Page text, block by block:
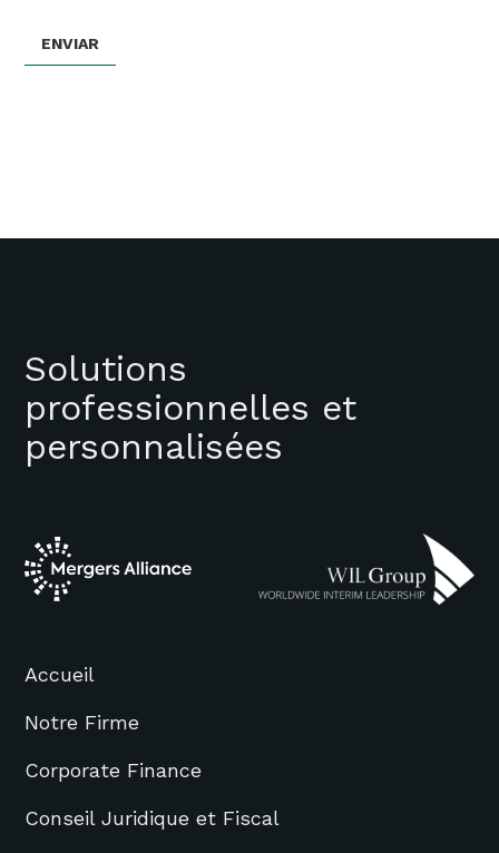
Solutions
professionnelles et
personnalisées
Accueil
Notre Firme
Corporate Finance
Conseil Juridique et Fiscal